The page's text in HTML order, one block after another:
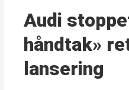
Audi
håndtak»
lansering